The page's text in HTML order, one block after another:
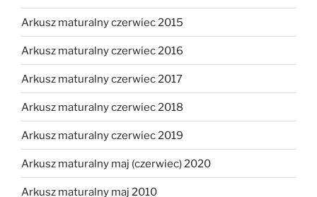
Arkusz maturalny czerwiec 2015
Arkusz maturalny czerwiec 2016
Arkusz maturalny czerwiec 2017
Arkusz maturalny czerwiec 2018
Arkusz maturalny czerwiec 2019
Arkusz maturalny maj (czerwiec) 2020
Arkusz maturalny maj 2010